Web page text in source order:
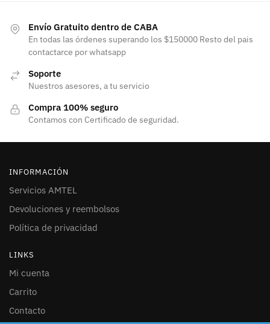
Envío Gratuito dentro de CABA
En todas las órdenes superando los $150000 Resto del pais
contactarce por whatsapp
Soporte
Nuestros asesores, a tu servicio
Compra 100% seguro
Contamos con Certificado de seguridad.
INFORMACIÓN
Servicios AMTEL
Devoluciones y reembolsos
Política de privacidad
LINKS
Mi cuenta
Carrito
Contacto